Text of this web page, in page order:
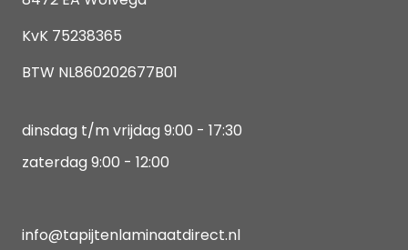
KvK 75238365
BTW NL860202677B01
dinsdag t/m vrijdag 9:00 - 17:30
zaterdag 9:00 - 12:00
info@tapijtenlaminaatdirect.nl